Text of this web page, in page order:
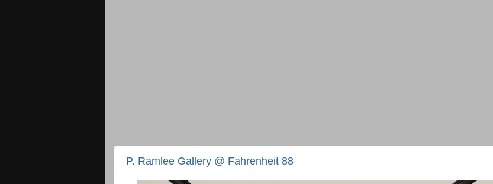
P. Ramlee Gallery @ Fahrenheit 88